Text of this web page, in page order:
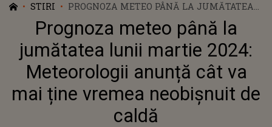
STIRI
PROGNOZA METEO PÂNĂ LA JUMĂTATEA
LUNII MARTIE 2024: METEOROLOGII
ANUNȚĂ CÂT VA MAI ȚINE VREMEA
NEOBIȘNUIT DE CALDĂ
Prognoza meteo până la
jumătatea lunii martie 2024:
Meteorologii anunță cât va
mai ține vremea neobișnuit de
caldă